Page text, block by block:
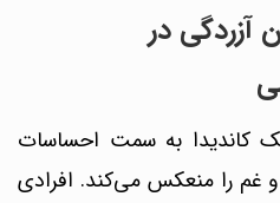
آزردگی در
کاندیدا به سمت احساسات
غم را منعکس می‌کند. افرادی